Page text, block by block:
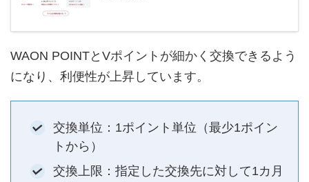
WAON POINTとVポイントが細かく交換できるよう
になり、利便性が上昇しています。
交換単位：1ポイント単位（最少1ポイン
トから）
交換上限：指定した交換先に対して1カ月